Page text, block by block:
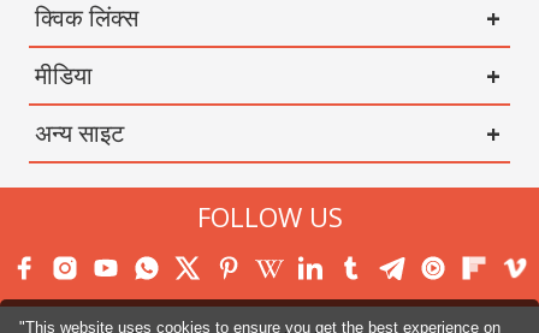
"This website uses cookies to ensure you get the best experience on
क्विक लिंक्स
मीडिया
अन्य साइट
FOLLOW US